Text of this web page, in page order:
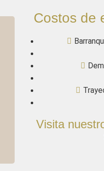
Costos de
Visita